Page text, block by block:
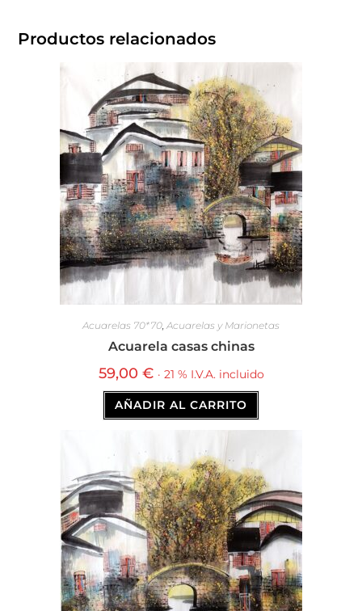
Productos relacionados
Acuarelas 70*70 Acuarelas y Marionetas
Acuarela casas chinas
59,00 € · 21 % I.V.A. incluido
AÑADIR AL CARRITO